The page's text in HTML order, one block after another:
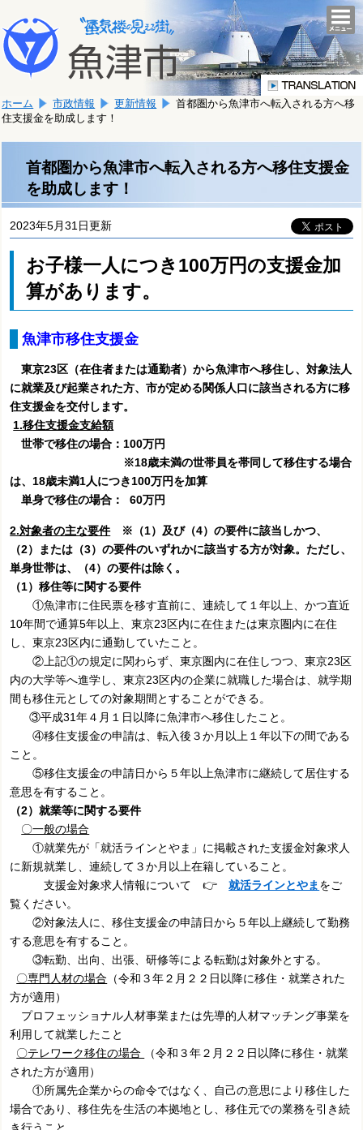
文
へ
移
ま
す。
こ
か
文
で
す。
ホーム 市政情報 更新情報
首都圏から魚津市へ転入される方へ移
住支援金を助成します！
首都圏から魚津市へ転入される方へ移住支援金
を助成します！
2023年5月31日更新
お子様一人につき100万円の支援金加
算があります。
魚津市移住支援金
東京23区（在住者または通勤者）から魚津市へ移住し、対象法人
に就業及び起業された方、市が定める関係人口に該当される方に移
住支援金を交付します。
1.移住支援金支給額
世帯で移住の場合：100万円
※18歳未満の世帯員を帯同して移住する場合
は、18歳未満1人につき100万円を加算
単身で移住の場合： 60万円
2.対象者の主な要件
※（1）及び（4）の要件に該当しかつ、
（2）または（3）の要件のいずれかに該当する方が対象。ただし、
単身世帯は、（4）の要件は除く。
（1）移住等に関する要件
①魚津市に住民票を移す直前に、連続して１年以上、かつ直近
10年間で通算5年以上、東京23区内に在住または東京圏内に在住
し、東京23区内に通勤していたこと。
②上記①の規定に関わらず、東京圏内に在住しつつ、東京23区
内の大学等へ進学し、東京23区内の企業に就職した場合は、就学期
間も移住元としての対象期間とすることができる。
③平成31年４月１日以降に魚津市へ移住したこと。
④移住支援金の申請は、転入後３か月以上１年以下の間である
こと。
⑤移住支援金の申請日から５年以上魚津市に継続して居住する
意思を有すること。
（2）就業等に関する要件
〇一般の場合
①就業先が「就活ラインとやま」に掲載された支援金対象求人
に新規就業し、連続して３か月以上在籍していること。
支援金対象求人情報について 👉就活ラインとやまをご
覧ください。
②対象法人に、移住支援金の申請日から５年以上継続して勤務
する意思を有すること。
③転勤、出向、出張、研修等による転勤は対象外とする。
〇専門人材の場合 （令和３年２月２２日以降に移住・就業された
方が適用）
プロフェッショナル人材事業または先導的人材マッチング事業を
利用して就業したこと
〇テレワーク移住の場合
（令和３年２月２２日以降に移住・就業
された方が適用）
①所属先企業からの命令ではなく、自己の意思により移住した
場合であり、移住先を生活の本拠地とし、移住元での業務を引き続